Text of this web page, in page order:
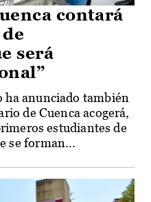
contará
será
anunciado también
de Cuenca acogerá,
estudiantes de
se forman...